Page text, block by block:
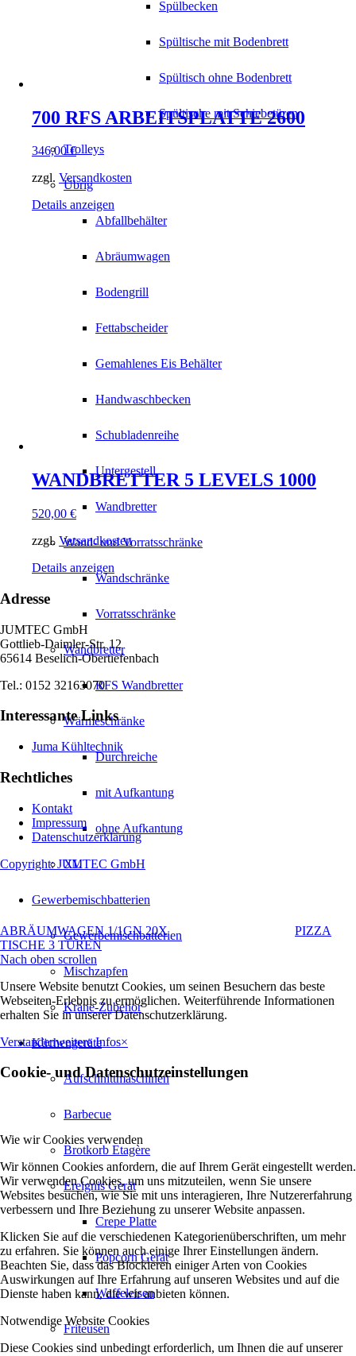
Spülbecken
Spültische mit Bodenbrett
Spültisch ohne Bodenbrett
Spültische mit Schiebetüren
Trolleys
Übrig
Abfallbehälter
Abräumwagen
Bodengrill
Fettabscheider
Gemahlenes Eis Behälter
Handwaschbecken
Schubladenreihe
Untergestell
Wandbretter
Wand- und Vorratsschränke
Wandschränke
Vorratsschränke
Wandbretter
RFS Wandbretter
Wärmeschränke
Durchreiche
mit Aufkantung
ohne Aufkantung
XL
Gewerbemischbatterien
Gewerbemischbatterien
Mischzapfen
Kräne-Zubehör
Küchengeräte
Aufschnittmaschinen
Barbecue
Brotkorb Etagère
Ereignis Gerät
Crepe Platte
Popcorn Gerät
Waffeleisen
Friteusen
700 RFS ARBEITSPLATTE 2600
346,00€
zzgl. Versandkosten
Details anzeigen
WANDBRETTER 5 LEVELS 1000
520,00 €
zzgl. Versandkosten
Details anzeigen
Adresse
JUMTEC GmbH
Gottlieb-Daimler-Str. 12
65614 Beselich-Obertiefenbach
Tel.: 0152 32163070
Interessante Links
Juma Kühltechnik
Rechtliches
Kontakt
Impressum
Datenschutzerklärung
Copyright: JUMTEC GmbH
ABRÄUMWAGEN 1/1GN 20X
PIZZA
TISCHE 3 TÜREN
Nach oben scrollen
Unsere Website benutzt Cookies, um seinen Besuchern das beste
Webseiten-Erlebnis zu ermöglichen. Weiterführende Informationen
erhalten Sie in unserer Datenschutzerklärung.
Verstandenweitere Infos×
Cookie- und Datenschutzeinstellungen
Wie wir Cookies verwenden
Wir können Cookies anfordern, die auf Ihrem Gerät eingestellt werden.
Wir verwenden Cookies, um uns mitzuteilen, wenn Sie unsere
Websites besuchen, wie Sie mit uns interagieren, Ihre Nutzererfahrung
verbessern und Ihre Beziehung zu unserer Website anpassen.
Klicken Sie auf die verschiedenen Kategorienüberschriften, um mehr
zu erfahren. Sie können auch einige Ihrer Einstellungen ändern.
Beachten Sie, dass das Blockieren einiger Arten von Cookies
Auswirkungen auf Ihre Erfahrung auf unseren Websites und auf die
Dienste haben kann, die wir anbieten können.
Notwendige Website Cookies
Diese Cookies sind unbedingt erforderlich, um Ihnen die auf unserer